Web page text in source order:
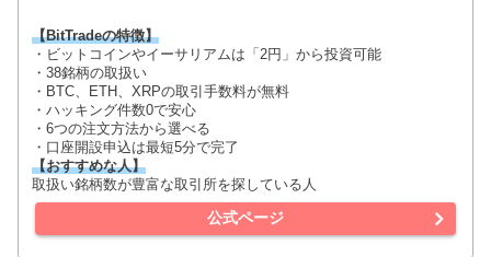
【BitTradeの特徴】
・ビットコインやイーサリアムは「2円」から投資可能
・38銘柄の取扱い
・BTC、ETH、XRPの取引手数料が無料
・ハッキング件数0で安心
・6つの注文方法から選べる
・口座開設申込は最短5分で完了
【おすすめな人】
取扱い銘柄数が豊富な取引所を探している人
公式ページ